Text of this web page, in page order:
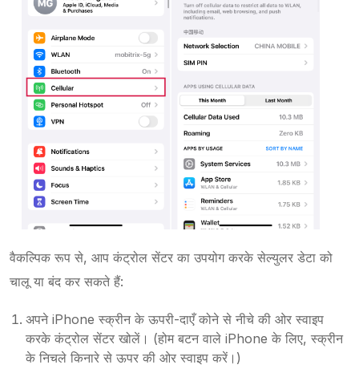
वैकल्पिक रूप से, आप कंट्रोल सेंटर का उपयोग करके सेल्युलर डेटा को
चालू या बंद कर सकते हैं:
अपने iPhone स्क्रीन के ऊपरी-दाएँ कोने से नीचे की ओर स्वाइप
करके कंट्रोल सेंटर खोलें। (होम बटन वाले iPhone के लिए, स्क्रीन
के निचले किनारे से ऊपर की ओर स्वाइप करें।)